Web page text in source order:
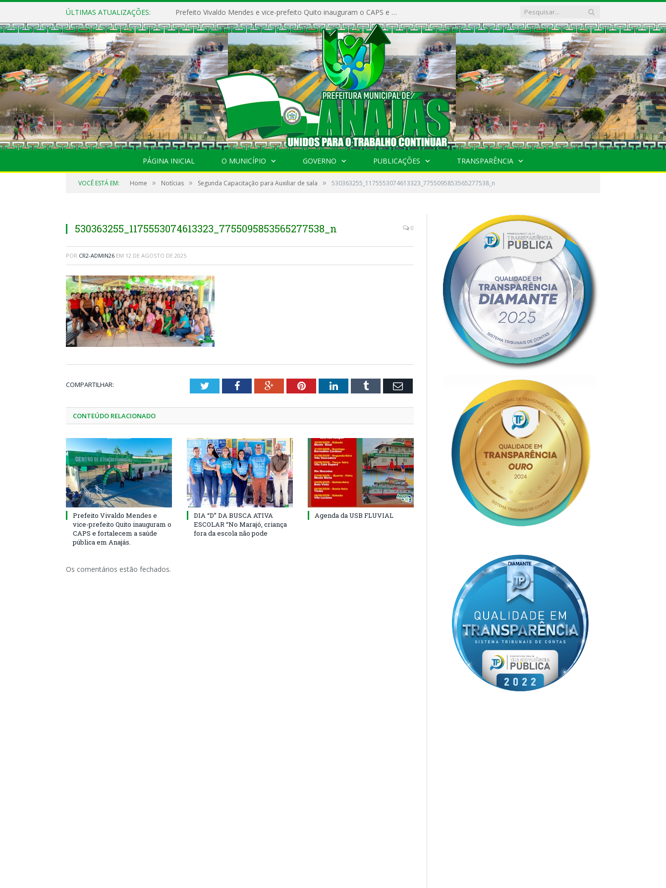
ÚLTIMAS ATUALIZAÇÕES: Prefeito Vivaldo Mendes e vice-prefeito Quito inauguram o CAPS e fortalecem a saúde pública em Anajás.
PÁGINA INICIAL O MUNICÍPIO GOVERNO PUBLICAÇÕES TRANSPARÊNCIA
VOCÊ ESTÁ EM: Home » Notícias » Segunda Capacitação para Auxiliar de sala » 530363255_1175553074613323_7755095853565277538_n
530363255_1175553074613323_7755095853565277538_n 0
POR CR2-ADMIN26 EM 12 DE AGOSTO DE 2025
COMPARTILHAR: TwitterFacebookGoogle+PinterestLinkedInTumblr Email
CONTEÚDO RELACIONADO
Prefeito Vivaldo Mendes e
vice-prefeito Quito inauguram o
CAPS e fortalecem a saúde
pública em Anajás.
DIA “D” DA BUSCA ATIVA
ESCOLAR “No Marajó, criança
fora da escola não pode
Agenda da USB FLUVIAL
Os comentários estão fechados.